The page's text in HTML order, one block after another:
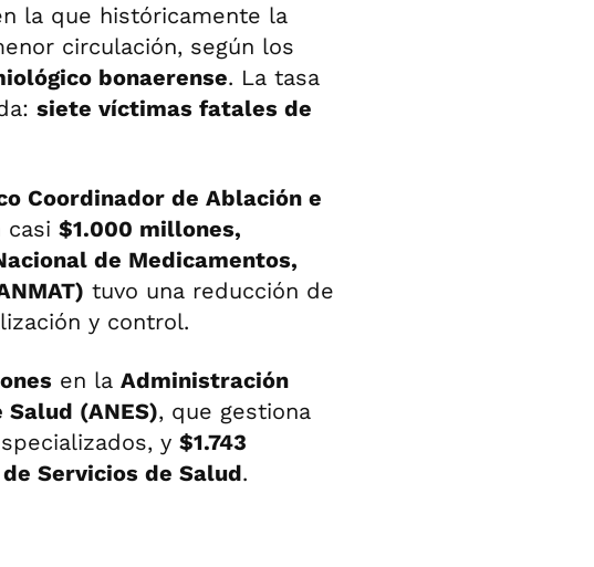
la que históricamente la
circulación, según los
bonaerense. La tasa
siete víctimas fatales de
Coordinador de Ablación e
casi $1.000 millones,
de Medicamentos,
tuvo una reducción de
y control.
en la Administración
(ANES), que gestiona
y $1.743
Servicios de Salud.